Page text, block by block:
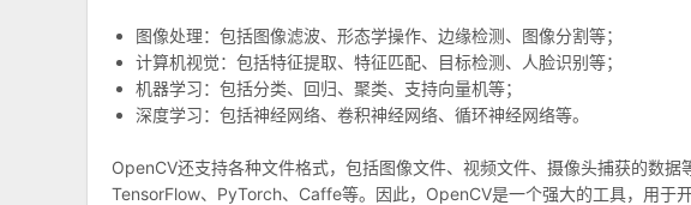
图像处理：包括图像滤波、形态学操作、边缘检测、图像分割等；
计算机视觉：包括特征提取、特征匹配、目标检测、人脸识别等；
机器学习：包括分类、回归、聚类、支持向量机等；
深度学习：包括神经网络、卷积神经网络、循环神经网络等。
OpenCV还支持各种文件格式，包括图像文件、视频文件、摄像头捕获的数
TensorFlow、PyTorch、Caffe等。因此，OpenCV是一个强大的工具，用于